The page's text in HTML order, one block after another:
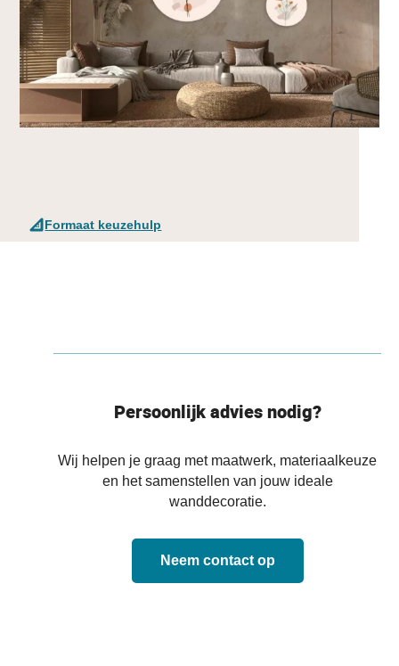
Formaat keuzehulp
Persoonlijk advies nodig?
Wij helpen je graag met maatwerk, materiaalkeuze
en het samenstellen van jouw ideale
wanddecoratie.
Neem contact op